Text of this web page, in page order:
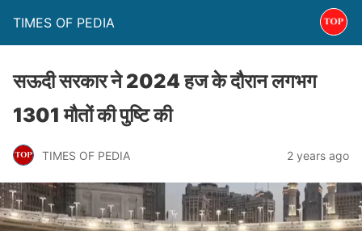
TIMES OF PEDIA
सऊदी सरकार ने 2024 हज के दौरान लगभग
1301 मौतों की पुष्टि की
TIMES OF PEDIA 2 years ago